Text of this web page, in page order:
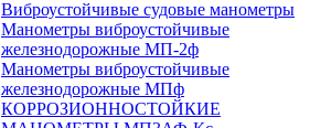
Виброустойчивые судовые манометры
Манометры виброустойчивые
железнодорожные МП-2ф
Манометры виброустойчивые
железнодорожные МПф
КОРРОЗИОННОСТОЙКИЕ